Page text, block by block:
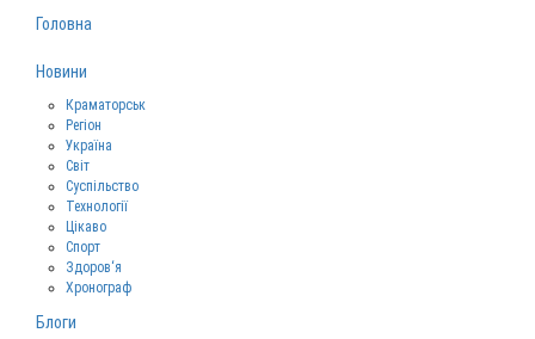
Головна
Новини
Краматорськ
Регіон
Україна
Світ
Суспільство
Технології
Цікаво
Спорт
Здоров‘я
Хронограф
Блоги